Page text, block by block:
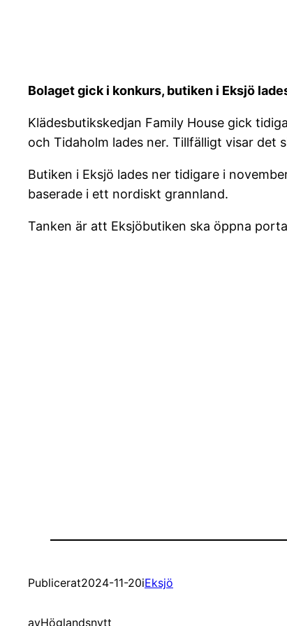
Bolaget gick i konkurs, butiken i Eksjö
Klädesbutikskedjan Family House gick
och Tidaholm lades ner. Tillfälligt visar det
Butiken i Eksjö lades ner tidigare i
baserade i ett nordiskt grannland.
Tanken är att Eksjöbutiken ska öppna
Publicerat2024-11-20iEksjö
avHöglandsnytt